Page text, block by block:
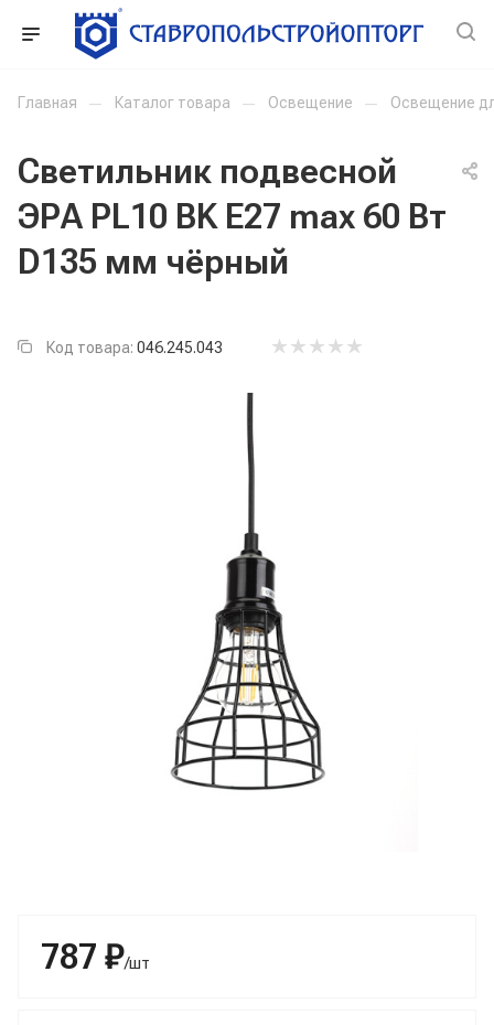
Главная — Каталог товара — Освещение — Освещение
Светильник подвесной
ЭРА PL10 BK E27 max 60 Вт
D135 мм чёрный
Код товара: 046.245.043
787 ₽/шт